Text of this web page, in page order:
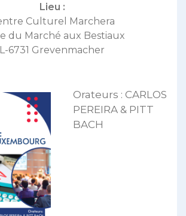
Lieu :
Culturel Marchera
du Marché aux Bestiaux
L-6731 Grevenmacher
Orateurs : CARLOS
PEREIRA & PITT
BACH